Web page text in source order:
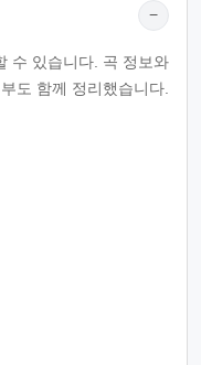
−
수 있습니다. 곡 정보와
도 함께 정리했습니다.